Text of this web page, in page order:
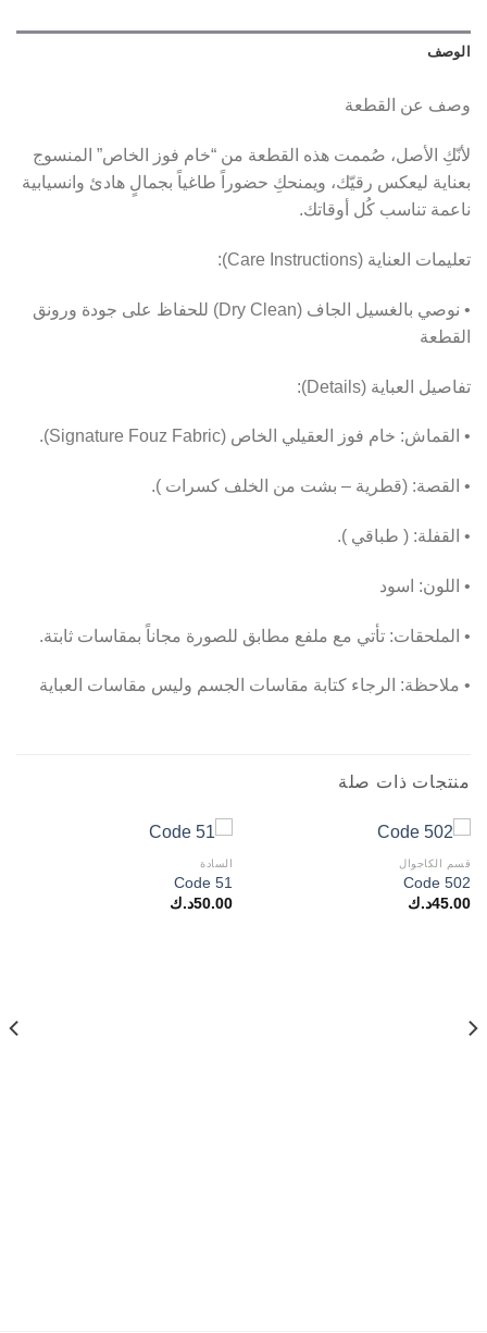
الوصف
وصف عن القطعة
لأنّكِ الأصل، صُممت هذه القطعة من “خام فوز الخاص” المنسوج
بعناية ليعكس رقيّك، ويمنحكِ حضوراً طاغياً بجمالٍ هادئ وانسيابية
ناعمة تناسب كُل أوقاتك.
تعليمات العناية (Care Instructions):
• نوصي بالغسيل الجاف (Dry Clean) للحفاظ على جودة ورونق
القطعة
تفاصيل العباية (Details):
• القماش: خام فوز العقيلي الخاص (Signature Fouz Fabric).
• القصة: (قطرية – بشت من الخلف كسرات ).
• القفلة: ( طباقي ).
• اللون: اسود
• الملحقات: تأتي مع ملفع مطابق للصورة مجاناً بمقاسات ثابتة.
• ملاحظة: الرجاء كتابة مقاسات الجسم وليس مقاسات العباية
منتجات ذات صلة
قسم الكاجوال
Code 502
45.00د.ك
السادة
Code 51
50.00د.ك